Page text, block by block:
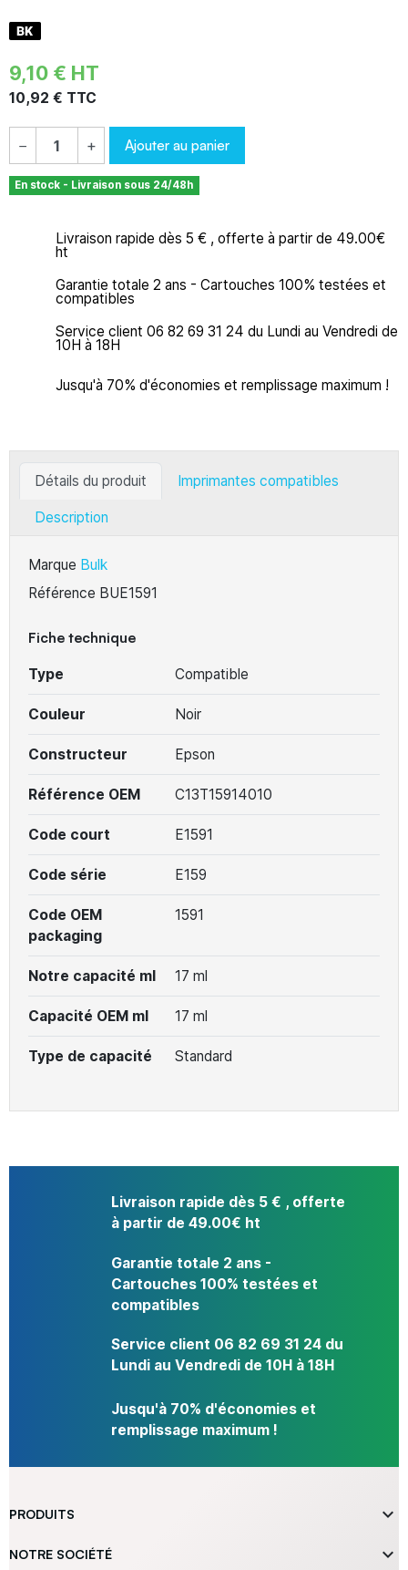
9,10 € HT
10,92 € TTC
− + Ajouter au panier
En stock - Livraison sous 24/48h
Livraison rapide dès 5 € , offerte à partir de 49.00€
ht
Garantie totale 2 ans - Cartouches 100% testées et
compatibles
Service client 06 82 69 31 24 du Lundi au Vendredi de
10H à 18H
Jusqu'à 70% d'économies et remplissage maximum !
Détails du produit Imprimantes compatibles
Description
Marque Bulk
Référence BUE1591
Fiche technique
Type Compatible
Couleur Noir
Constructeur Epson
Référence OEM C13T15914010
Code court E1591
Code série E159
Code OEM
packaging
1591
Notre capacité ml 17 ml
Capacité OEM ml 17 ml
Type de capacité Standard
Livraison rapide dès 5 € , offerte
à partir de 49.00€ ht
Garantie totale 2 ans -
Cartouches 100% testées et
compatibles
Service client 06 82 69 31 24 du
Lundi au Vendredi de 10H à 18H
Jusqu'à 70% d'économies et
remplissage maximum !
PRODUITS 
NOTRE SOCIÉTÉ 